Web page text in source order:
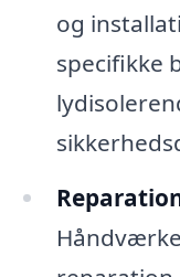
og
specifikke